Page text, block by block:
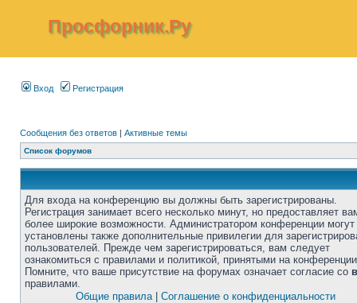
Просфорник.Ру
Вход Регистрация
Сообщения без ответов | Активные темы
Список форумов
Для входа на конференцию вы должны быть зарегистрированы.
Регистрация занимает всего несколько минут, но предоставляет
более широкие возможности. Администратором конференции
установлены также дополнительные привилегии для
пользователей. Прежде чем зарегистрироваться, вам следует
ознакомиться с правилами и политикой, принятыми на
Помните, что ваше присутствие на форумах означает согласие со
правилами.
Общие правила| Соглашение о конфиденциальности